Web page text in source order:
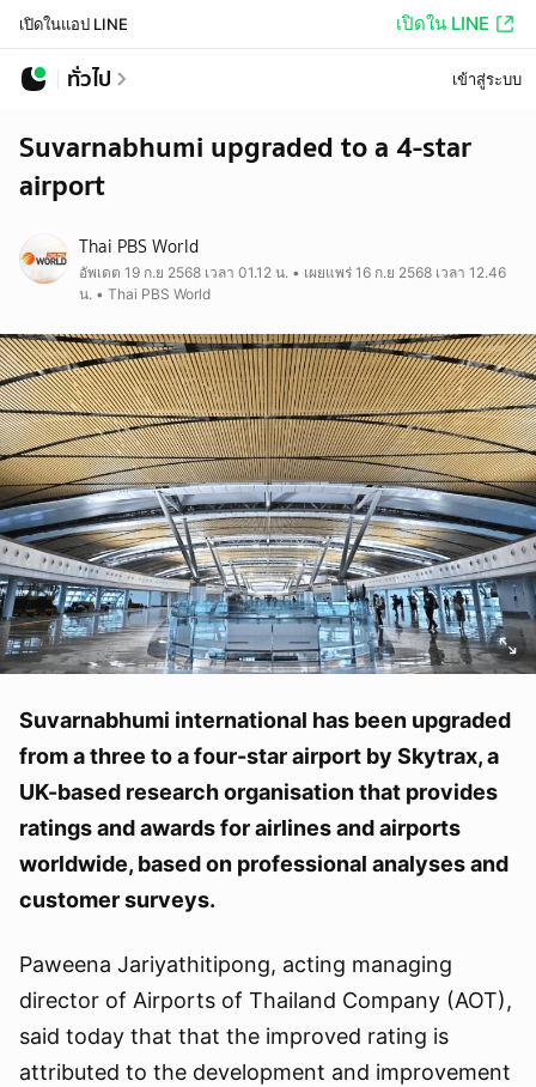
เปิดในแอป LINE เปิดใน LINE
ทั่วไป เข้าสู่ระบบ
Suvarnabhumi upgraded to a 4-star
airport
Thai PBS World
อัพเดต 19 ก.ย 2568 เวลา 01.12 น. • เผยแพร่ 16 ก.ย 2568 เวลา 12.46
น. • Thai PBS World
Suvarnabhumi international has been upgraded
from a three to a four-star airport by Skytrax, a
UK-based research organisation that provides
ratings and awards for airlines and airports
worldwide, based on professional analyses and
customer surveys.
Paweena Jariyathitipong, acting managing
director of Airports of Thailand Company (AOT),
said today that that the improved rating is
attributed to the development and improvement